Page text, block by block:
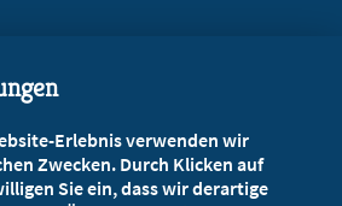
Sie!
Erlebnis verwenden wir
Zwecken. Durch Klicken auf
Sie ein, dass wir derartige